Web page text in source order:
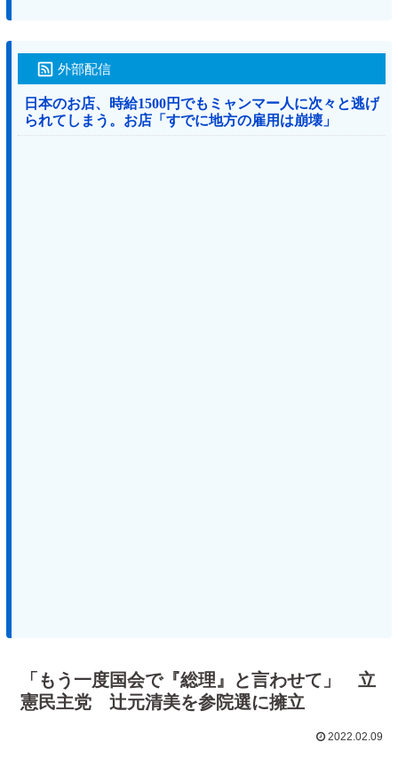
外部配信
日本のお店、時給1500円でもミャンマー人に次々と逃げ
られてしまう。お店「すでに地方の雇用は崩壊」
「もう一度国会で『総理』と言わせて」 立
憲民主党 辻元清美を参院選に擁立
2022.02.09